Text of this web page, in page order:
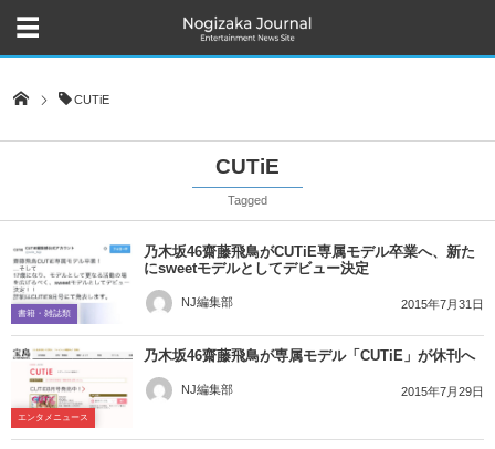
CUTiE
CUTiE
Tagged
書籍・雑誌類
乃木坂46齋藤飛鳥がCUTiE専属モデル卒業へ、新た
にsweetモデルとしてデビュー決定
NJ編集部 2015年7月31日
エンタメニュース
乃木坂46齋藤飛鳥が専属モデル「CUTiE」が休刊へ
NJ編集部 2015年7月29日